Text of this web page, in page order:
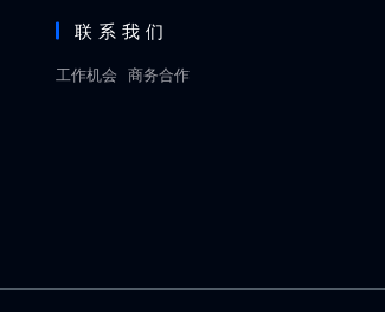
联系我们
工作机会 商务合作